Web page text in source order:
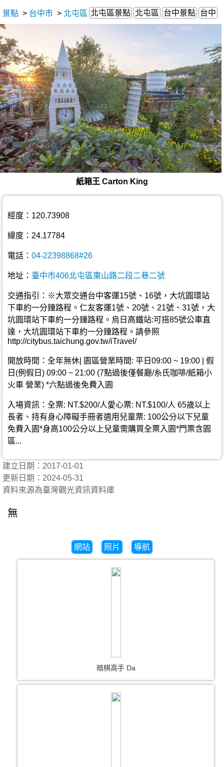
景點 > 台中市 > 北屯區 北屯區景點 北屯區 台中景點 台中
紙箱王 Carton King
經度：120.73908
緯度：24.17784
電話： 04-22398868#26
地址： 臺中市406北屯區東山路二段二巷二號
交通指引：※大眾交通台中客運15號、16號，大坑圓環站
下車約一分鐘路程。仁友客運1號、20號、21號、31號，大
坑圓環站下車約一分鐘路程。烏日高鐵站:可搭85號公車直
達，大坑圓環站下車約一分鐘路程。請參照
http://citybus.taichung.gov.tw/iTravel/
開放時間：全年無休| 園區營業時間: 平日09:00 ~ 19:00 | 假
日(例假日) 09:00 ~ 21:00 (7點過後僅餐廳/糸氏咖啡/紙箱小
火車 營業) *六點過後免費入園
入場資訊：全票: NT.$200/人愛心票: NT.$100/人 65歲以上
長者、持有身心障礙手冊者適用兒童票: 100公分以下兒童
免費入園*身高100公分以上兒童需購買全票入園*門票含園
區...
建立日期：2017-01-01
更新日期：2024-05-31
資料來源為臺灣觀光資訊資料庫
無
網站 照片 導航
暗棋高手 Da